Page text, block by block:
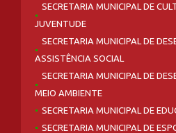
SECRETARIA MUNICIPAL DE
JUVENTUDE
SECRETARIA MUNICIPAL DE
ASSISTÊNCIA SOCIAL
SECRETARIA MUNICIPAL DE
MEIO AMBIENTE
SECRETARIA MUNICIPAL DE
SECRETARIA MUNICIPAL DE